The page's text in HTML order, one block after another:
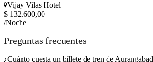
Vijay Vilas Hotel
$ 132.600,00
/Noche
Preguntas frecuentes
¿Cuánto cuesta un billete de tren de